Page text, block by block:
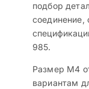
подбор
соединение,
985.
Размер M4
вариантам